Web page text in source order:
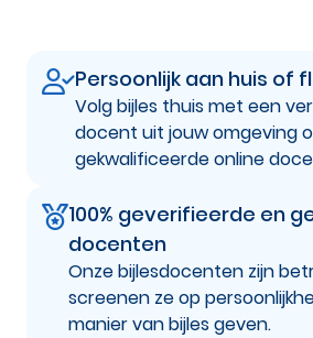
Persoonlijk aan huis of
Volg bijles thuis met een
docent uit jouw omgeving
gekwalificeerde online
100% geverifieerde en
docenten
Onze bijlesdocenten zijn
screenen ze op
manier van bijles geven.